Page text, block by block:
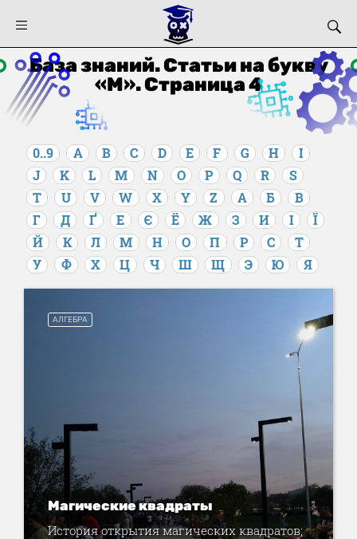
База знаний. Статьи на букву
«М». Страница 4
0..9 A B C D E F G H
I
J
K L M N O P Q R
S
T
U V W X Y Z А Б
В
Г
Д Ґ Е Є Ё Ж З И І
Ї
Й
К Л М Н О П Р С
Т
У
Ф Х Ц Ч Ш Щ Э Ю Я
АЛГЕБРА
Магические квадраты
История открытия магических квадратов;